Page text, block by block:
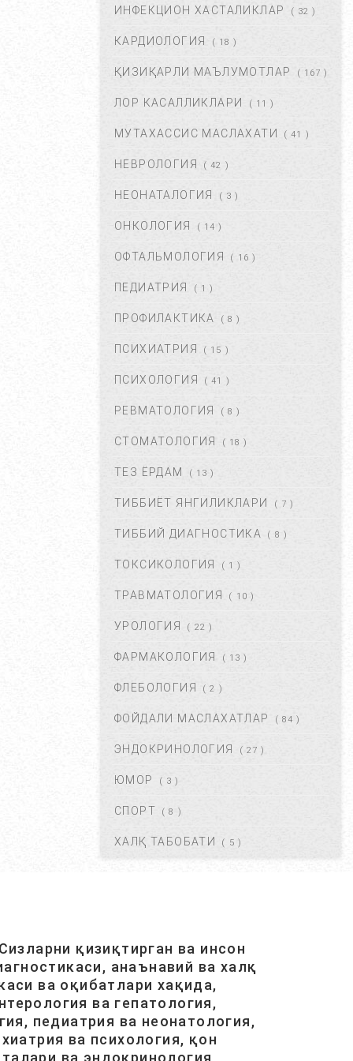
БОШ ОҒРИШИ. УНИНГ
ФЕВ 06, 2018 59815
ХОМИЛАДОРЛИКДА БОЛА
БЕЛГИЛАРИ ВА
АВГ 17, 2017
БЎЛДИ. НИМА ҚИЛМОҚ
ОКТ 01, 2017
НЕГА КАТТАЛАШАДИ?...
ПОЛИАРТРИТ. ТУРЛАРИ.
ДАВОЛАШ....
ЮЗГА АЛЛЕРГИЯ ТОШИШИ.
УНИНГ САБАБЛАРИ ВА
НОЯ 27, 2017
БАЧАДОН МИОМАСИ,
ДАВОЛАШ. ...
АПР 25, 2018
ҚОРИН ДАМ БЎЛИШИ
ҚУТУЛИШ ЙЎЛЛАРИ....
ИЮЛ 16, 2021
ОСТЕОХОНДРОЗ НИМА,
САБАБЛАРИ, ТУРЛАРИ,
АСОРАТЛАРИ. ...
ГАЙМОРИТ, БЕЛГИЛАРИ ВА
ИНФЕКЦИОН ХАСТАЛИКЛАР ( 32 )
КАРДИОЛОГИЯ ( 18 )
ҚИЗИҚАРЛИ МАЪЛУМОТЛАР ( 167 )
ЛОР КАСАЛЛИКЛАРИ ( 11 )
МУТАХАССИС МАСЛАХАТИ ( 41 )
НЕВРОЛОГИЯ ( 42 )
НЕОНАТАЛОГИЯ ( 3 )
ОНКОЛОГИЯ ( 14 )
ОФТАЛЬМОЛОГИЯ ( 16 )
ПЕДИАТРИЯ ( 1 )
ПРОФИЛАКТИКА ( 8 )
ПСИХИАТРИЯ ( 15 )
ПСИХОЛОГИЯ ( 41 )
РЕВМАТОЛОГИЯ ( 8 )
СТОМАТОЛОГИЯ ( 18 )
ТЕЗ ЁРДАМ ( 13 )
ТИББИЁТ ЯНГИЛИКЛАРИ ( 7 )
ТИББИЙ ДИАГНОСТИКА ( 8 )
ТОКСИКОЛОГИЯ ( 1 )
ТРАВМАТОЛОГИЯ ( 10 )
УРОЛОГИЯ ( 22 )
ФАРМАКОЛОГИЯ ( 13 )
ФЛЕБОЛОГИЯ ( 2 )
ФОЙДАЛИ МАСЛАХАТЛАР ( 84 )
ЭНДОКРИНОЛОГИЯ ( 27 )
ЮМОР ( 3 )
СПОРТ ( 8 )
ХАЛҚ ТАБОБАТИ ( 5 )
қизиқтирган ва инсон
анаънавий ва халқ
ва оқибатлари хақида,
ва гепатология,
педиатрия ва неонатология,
ва психология, қон
ва эндокринология,